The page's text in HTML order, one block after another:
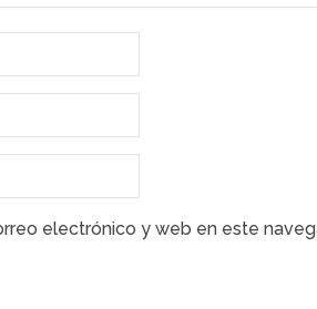
electrónico y web en este